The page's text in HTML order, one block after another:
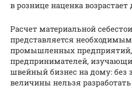
в рознице наценка возрастает
Расчет материальной
представляется
промышленных предприятий,
предпринимателей,
швейный бизнес на дому: без
величины нельзя